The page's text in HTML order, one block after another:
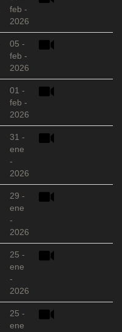
feb -
2026
05 -
feb -
2026
01 -
feb -
2026
31 -
ene
-
2026
29 -
ene
-
2026
25 -
ene
-
2026
25 -
ene